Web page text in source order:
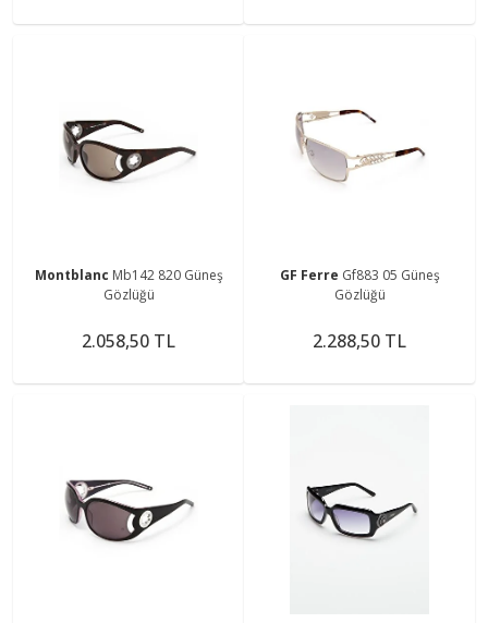
Montblanc Mb142 820 Güneş
Gözlüğü
2.058,50 TL
GF Ferre Gf883 05 Güneş
Gözlüğü
2.288,50 TL